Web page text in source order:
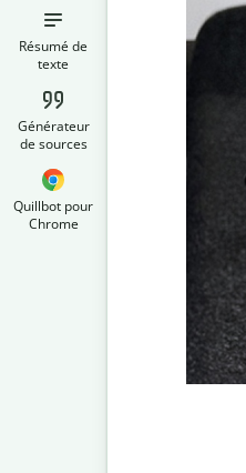
Résumé de
texte
Générateur
de sources
Quillbot pour
Chrome